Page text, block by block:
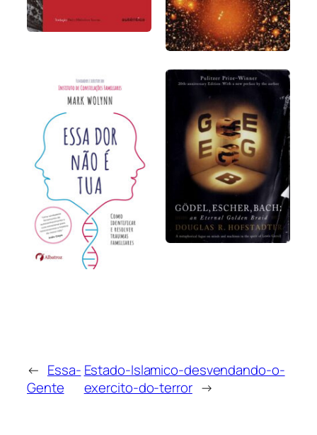
← Essa-
Gente
Estado-Islamico-desvendando-o-
exercito-do-terror →